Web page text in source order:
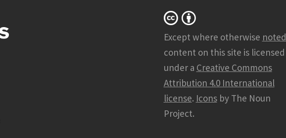
Except where otherwise noted
content on this site is licensed
under a Creative Commons
Attribution 4.0 International
license. Iconsby The Noun
Project.